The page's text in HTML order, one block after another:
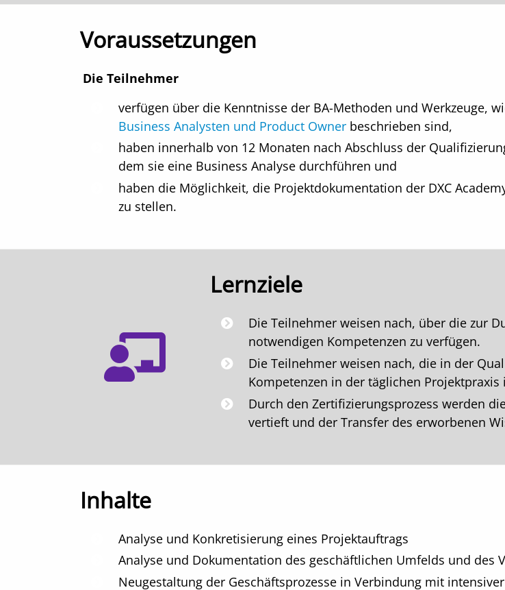
Voraussetzungen
Die Teilnehmer
verfügen über die Kenntnisse der BA-Methoden und Werkzeuge,
Business Analysten und Product Owner beschrieben sind,
haben innerhalb von 12 Monaten nach Abschluss der
dem sie eine Business Analyse durchführen und
haben die Möglichkeit, die Projektdokumentation der DXC
zu stellen.
Lernziele
Die Teilnehmer weisen nach, über die zur
notwendigen Kompetenzen zu verfügen.
Die Teilnehmer weisen nach, die in der
Kompetenzen in der täglichen
Durch den Zertifizierungsprozess werden
vertieft und der Transfer des erworbenen
Inhalte
Analyse und Konkretisierung eines Projektauftrags
Analyse und Dokumentation des geschäftlichen Umfelds und des
Neugestaltung der Geschäftsprozesse in Verbindung mit